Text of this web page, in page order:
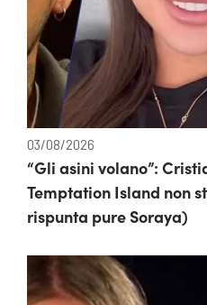
03/08/2026
“Gli asini volano”:
Temptation Island non
rispunta pure Soraya)